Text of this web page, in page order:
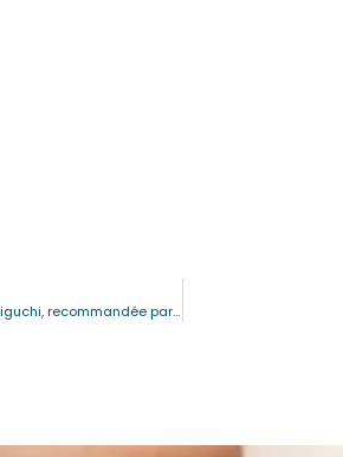
BD japonaise et pédopornographique “La Montagne magique” de Jirô Taniguchi, recommandée par erreur par l’Education nationale pour les élèves de CE2, CM1 et CM2
en Prévention des Maltraitances